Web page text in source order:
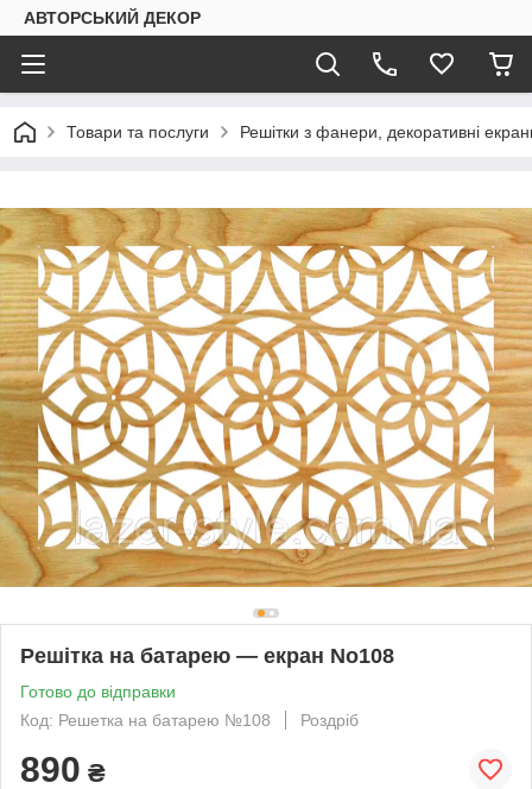
АВТОРСЬКИЙ ДЕКОР
Товари та послуги Решітки з фанери, декоративні
Решітка на батарею — екран No108
Готово до відправки
Код: Решетка на батарею №108
Роздріб
890 ₴